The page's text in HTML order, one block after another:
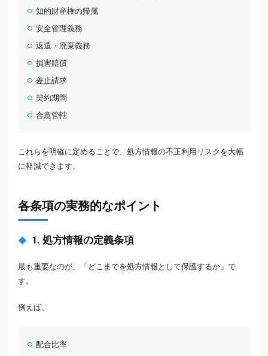
知的財産権の帰属
安全管理義務
返還・廃棄義務
損害賠償
差止請求
契約期間
合意管轄
これらを明確に定めることで、処方情報の不正利用リスクを大幅
に軽減できます。
各条項の実務的なポイント
1. 処方情報の定義条項
最も重要なのが、「どこまでを処方情報として保護するか」で
す。
例えば、
配合比率